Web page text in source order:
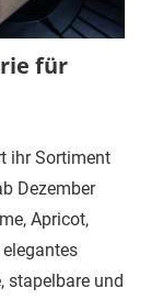
für
ihr Sortiment
Dezember
Apricot,
stapelbare und